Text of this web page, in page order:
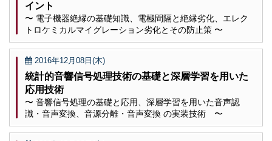
イント
〜 電子機器絶縁の基礎知識、電極間隔と絶縁劣化、エレク
トロケミカルマイグレーション劣化とその防止策 〜
2016年12月08日(木)
統計的音響信号処理技術の基礎と深層学習を用いた
応用技術
〜 音響信号処理の基礎と応用、深層学習を用いた音声認
識・音声変換、音源分離・音声変換 の実装技術 〜